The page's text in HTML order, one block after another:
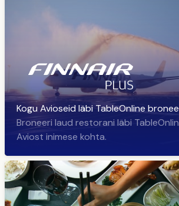
Kogu Avioseid läbi TableOnline
Broneeri laud restorani läbi
Aviost inimese kohta.